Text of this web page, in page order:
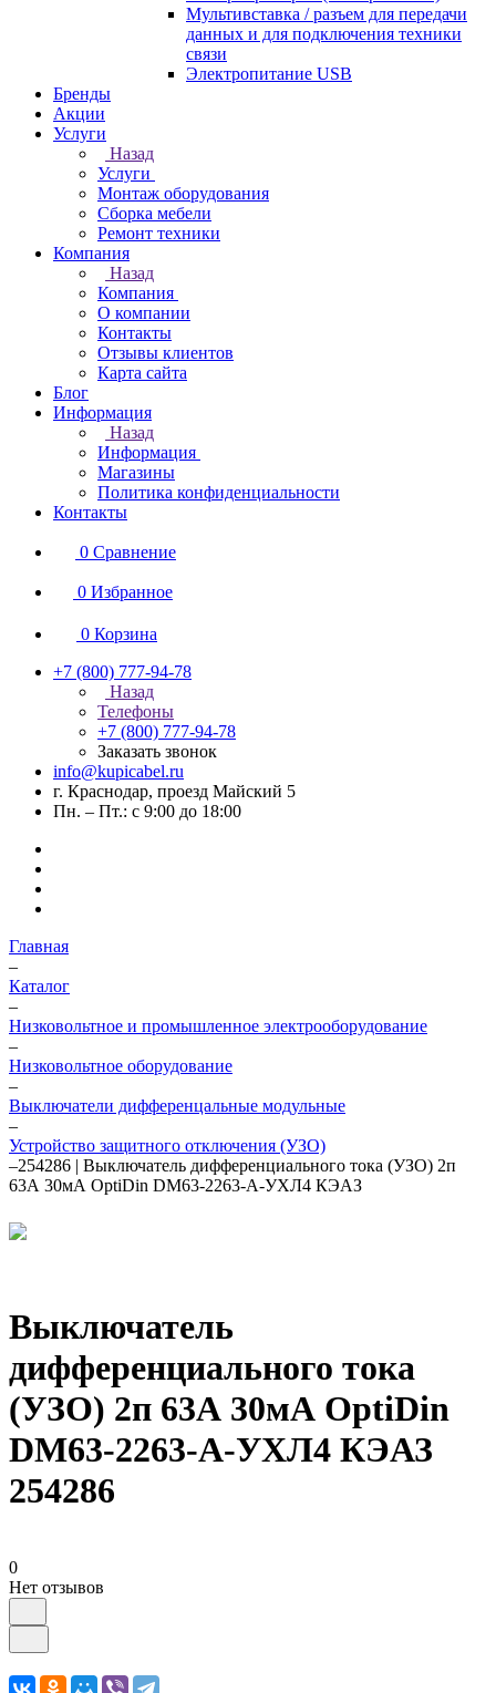
Мультивставка / разъем для передачи
данных и для подключения техники
связи
Электропитание USB
Бренды
Акции
Услуги
Назад
Услуги
Монтаж оборудования
Сборка мебели
Ремонт техники
Компания
Назад
Компания
О компании
Контакты
Отзывы клиентов
Карта сайта
Блог
Информация
Назад
Информация
Магазины
Политика конфиденциальности
Контакты
0 Сравнение
0 Избранное
0 Корзина
+7 (800) 777-94-78
Назад
Телефоны
+7 (800) 777-94-78
Заказать звонок
info@kupicabel.ru
г. Краснодар, проезд Майский 5
Пн. – Пт.: с 9:00 до 18:00
Главная
–
Каталог
–
Низковольтное и промышленное электрооборудование
–
Низковольтное оборудование
–
Выключатели дифференцальные модульные
–
Устройство защитного отключения (УЗО)
–254286 | Выключатель дифференциального тока (УЗО) 2п
63А 30мА OptiDin DМ63-2263-A-УХЛ4 КЭАЗ
Выключатель
дифференциального тока
(УЗО) 2п 63А 30мА OptiDin
DМ63-2263-A-УХЛ4 КЭАЗ
254286
0
Нет отзывов